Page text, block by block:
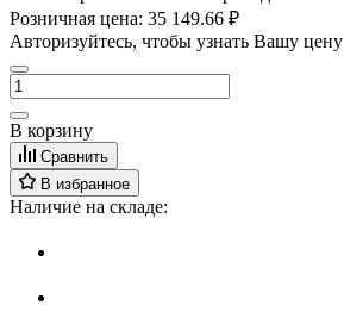
Розничная цена: 35 149.66 ₽
Авторизуйтесь, чтобы узнать Вашу цену
В корзину
Сравнить
В избранное
Наличие на складе: